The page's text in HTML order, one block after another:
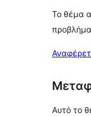
Το θέμα
Αυτό το